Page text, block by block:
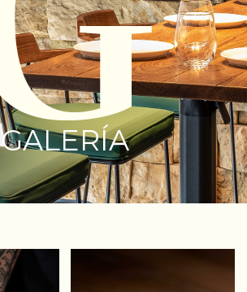
GALERÍA